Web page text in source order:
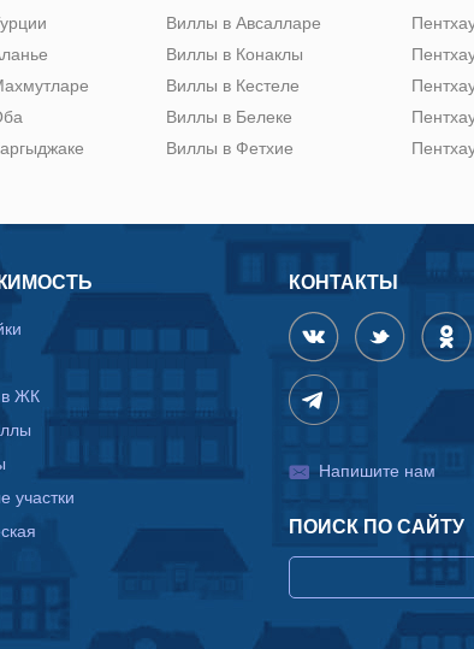
Виллы в Авсалларе
Виллы в Конаклы
Виллы в Кестеле
Виллы в Белеке
Виллы в Фетхие
в ЖК
участки
КОНТАКТЫ
Напишите нам
ПОИСК ПО САЙТУ